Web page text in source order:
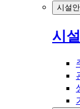
시설
시